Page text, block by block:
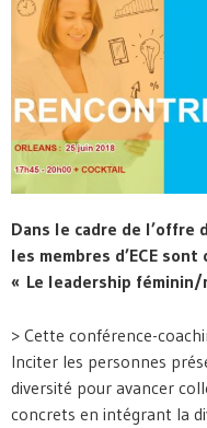
Dans le cadre de l’offre
les membres d’ECE
« Le leadership
> Cette conférence-
Inciter les personnes
diversité pour avancer
concrets en intégrant la